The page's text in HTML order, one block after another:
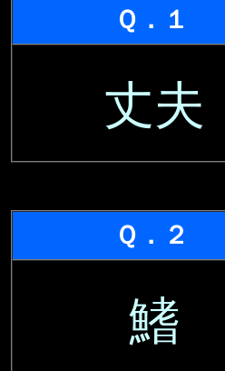
Ｑ．１
丈夫
Ｑ．２
鰭